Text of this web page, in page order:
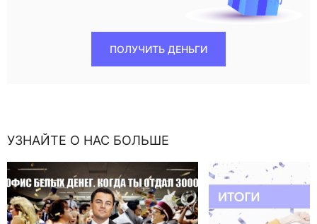
ПОЛУЧИТЬ ДЕНЬГИ
УЗНАЙТЕ О НАС БОЛЬШЕ